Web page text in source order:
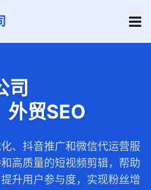
司
外贸SEO
、抖音推广和微信代运营服
高质量的短视频剪辑，帮助
升用户参与度，实现粉丝增